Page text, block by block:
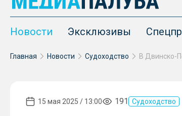
Новости Эксклюзивы
Главная Новости Судоходство
15 мая 2025 / 13:00 191 Судоходство